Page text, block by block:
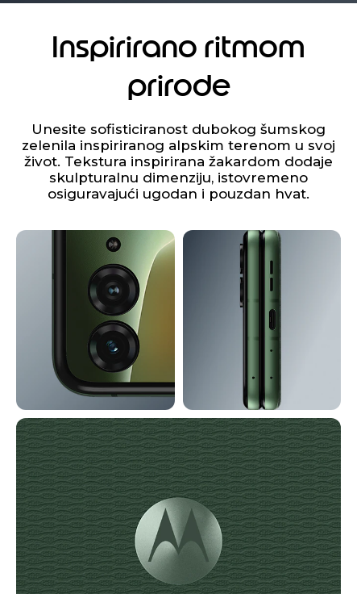
Inspirirano ritmom
prirode
Unesite sofisticiranost dubokog šumskog
zelenila inspiriranog alpskim terenom u svoj
život. Tekstura inspirirana žakardom dodaje
skulpturalnu dimenziju, istovremeno
osiguravajući ugodan i pouzdan hvat.